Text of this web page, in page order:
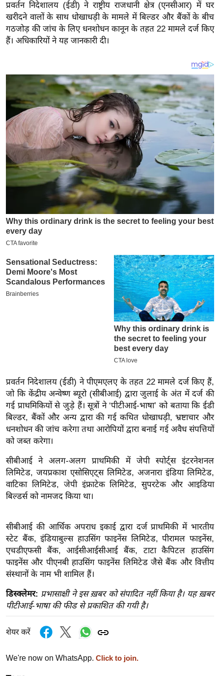
ग
त
वि
ज्ञ
य
ब
ज
ट
खे
ल
क्रि
ट
I
P
2
0
2
पे
प
र
मि
सा
ल
बे
मि
श
ख्सि
य
त
यं
ग
या
सा
प्रवर्तन निदेशालय (ईडी) ने राष्ट्रीय राजधानी क्षेत्र (एनसीआर) में घर
खरीदने वालों के साथ धोखाधड़ी के मामले में बिल्डर और बैंकों के बीच
गठजोड़ की जांच के लिए धनशोधन कानून के तहत 22 मामले दर्ज किए
हैं। अधिकारियों ने यह जानकारी दी।
प्रवर्तन निदेशालय (ईडी) ने पीएमएलए के तहत 22 मामले दर्ज किए हैं,
जो कि केंद्रीय अन्वेष्ण ब्यूरो (सीबीआई) द्वारा जुलाई के अंत में दर्ज की
गई प्राथमिकियों से जुड़े हैं। सूत्रों ने ‘पीटीआई-भाषा’ को बताया कि ईडी
बिल्डर, बैंकों और अन्य द्वारा की गई कथित धोखाधड़ी, भ्रष्टाचार और
धनशोधन की जांच करेगा तथा आरोपियों द्वारा बनाई गई अवैध संपत्तियों
को जब्त करेगा।
सीबीआई ने अलग-अलग प्राथमिकी में जेपी स्पोर्ट्स इंटरनेशनल
लिमिटेड, जयप्रकाश एसोसिएट्स लिमिटेड, अजनारा इंडिया लिमिटेड,
वाटिका लिमिटेड, जेपी इंफ्राटेक लिमिटेड, सुपरटेक और आइडिया
बिल्डर्स को नामजद किया था।
सीबीआई की आर्थिक अपराध इकाई द्वारा दर्ज प्राथमिकी में भारतीय
स्टेट बैंक, इंडियाबुल्स हाउसिंग फाइनेंस लिमिटेड, पीरामल फाइनेंस,
एचडीएफसी बैंक, आईसीआईसीआई बैंक, टाटा कैपिटल हाउसिंग
फाइनेंस और पीएनबी हाउसिंग फाइनेंस लिमिटेड जैसे बैंक और वित्तीय
संस्थानों के नाम भी शामिल हैं।
डिस्क्लेमर: प्रभासाक्षी ने इस ख़बर को संपादित नहीं किया है। यह ख़बर
पीटीआई-भाषा की फीड से प्रकाशित की गयी है।
शेयर करें
We're now on WhatsApp. Click to join.